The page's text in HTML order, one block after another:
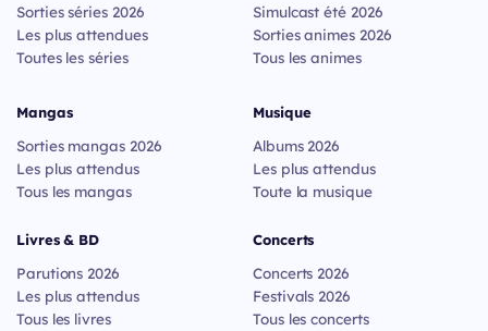
Sorties séries 2026
Les plus attendues
Toutes les séries
Simulcast été 2026
Sorties animes 2026
Tous les animes
Mangas
Sorties mangas 2026
Les plus attendus
Tous les mangas
Livres & BD
Parutions 2026
Les plus attendus
Tous les livres
Musique
Albums 2026
Les plus attendus
Toute la musique
Concerts
Concerts 2026
Festivals 2026
Tous les concerts